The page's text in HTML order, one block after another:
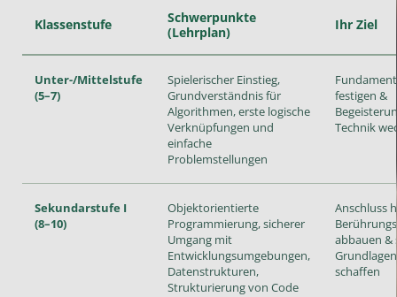
Klassenstufe
Schwerpunkte
(Lehrplan)
Ihr Ziel
Unter-/Mittelstufe
(5–7)
Spielerischer Einstieg,
Grundverständnis für
Algorithmen, erste logische
Verknüpfungen und
einfache
Problemstellungen
Fundament
festigen &
Technik
Sekundarstufe I
(8–10)
Objektorientierte
Programmierung, sicherer
Umgang mit
Entwicklungsumgebungen,
Datenstrukturen,
Strukturierung von Code
Anschluss
abbauen &
Grundlagen
schaffen